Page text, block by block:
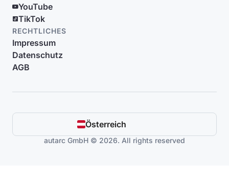
YouTube
TikTok
RECHTLICHES
Impressum
Datenschutz
AGB
Österreich
autarc GmbH © 2026. All rights reserved